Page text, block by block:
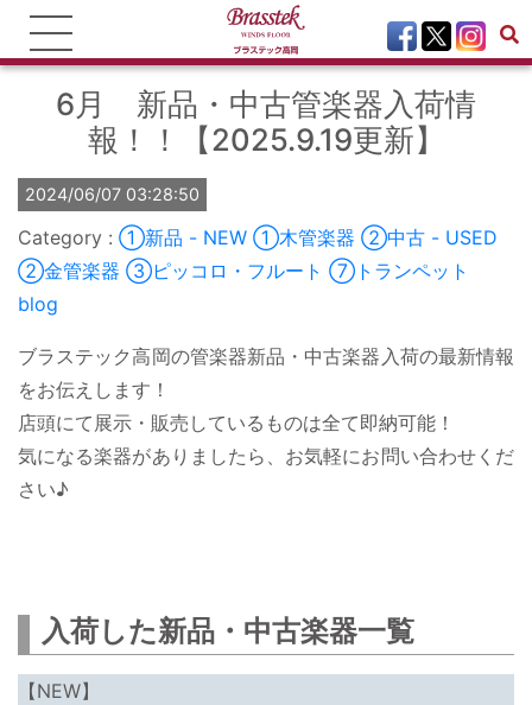
6月 新品・中古管楽器入荷情
報！！【2025.9.19更新】
2024/06/07 03:28:50
①新品 - NEW ①木管楽器 ②中古 - USED
②金管楽器 ③ピッコロ・フルート ⑦トランペット
blog
ブラステック高岡の管楽器新品・中古楽器入荷の最新情報
をお伝えします！
店頭にて展示・販売しているものは全て即納可能！
気になる楽器がありましたら、お気軽にお問い合わせくだ
さい♪
入荷した新品・中古楽器一覧
【NEW】